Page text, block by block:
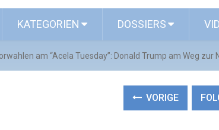
KATEGORIEN DOSSIERS
am “Acela Tuesday”: Donald Trump am Weg
VORIGE